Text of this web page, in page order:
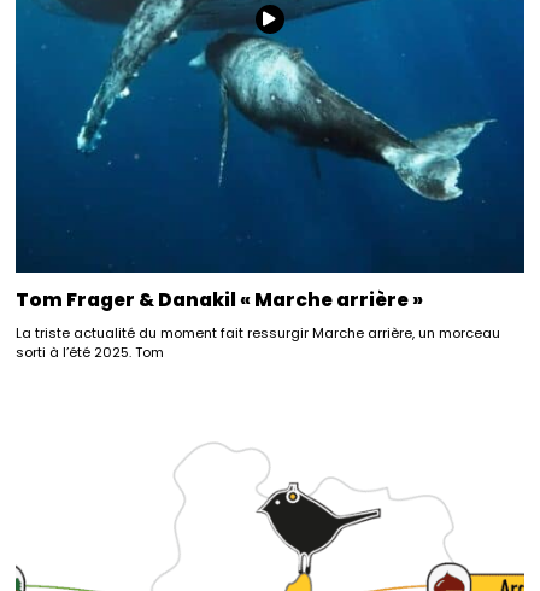
Tom Frager & Danakil « Marche arrière »
La triste actualité du moment fait ressurgir Marche arrière, un morceau
sorti à l’été 2025. Tom